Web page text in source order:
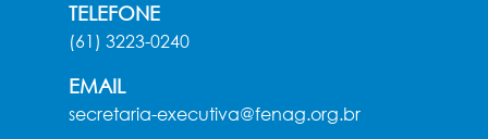
TELEFONE
(61) 3223-0240
EMAIL
secretaria-executiva@fenag.org.br